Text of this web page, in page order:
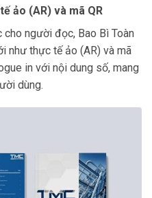
ảo (AR) và mã QR
người đọc, Bao Bì Toàn
như thực tế ảo (AR) và mã
in với nội dung số, mang
dùng.